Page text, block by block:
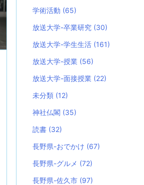
学術活動 (65)
放送大学-卒業研究 (30)
放送大学-学生生活 (161)
放送大学-授業 (56)
放送大学-面接授業 (22)
未分類 (12)
神社仏閣 (35)
読書 (32)
長野県-おでかけ (67)
長野県-グルメ (72)
長野県-佐久市 (97)